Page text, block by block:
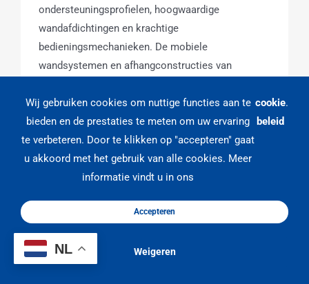
ondersteuningsprofielen, hoogwaardige
wandafdichtingen en krachtige
bedieningsmechanieken. De mobiele
wandsystemen en afhangconstructies van
kenmerken.
Lees Meer
NL
Wij gebruiken cookies om nuttige functies aan te
bieden en de prestaties te meten om uw ervaring
te verbeteren. Door te klikken op "accepteren" gaat
u akkoord met het gebruik van alle cookies. Meer
informatie vindt u in ons
cookie
beleid
.
Accepteren
Weigeren